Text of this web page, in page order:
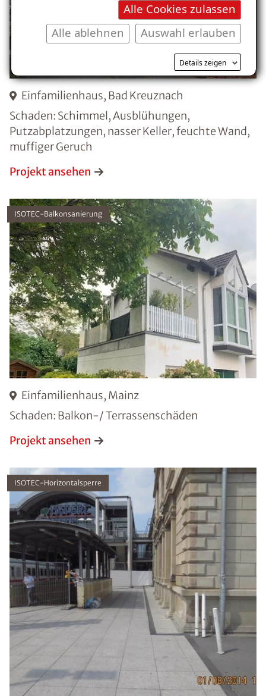
Alle Cookies zulassen
Auswahl erlauben
Alle ablehnen
Details zeigen
Einfamilienhaus, Bad Kreuznach
Schaden: Schimmel, Ausblühungen,
Putzabplatzungen, nasser Keller, feuchte Wand,
muffiger Geruch
Projekt ansehen
Einfamilienhaus, Mainz
Schaden: Balkon-/ Terrassenschäden
ISOTEC-Balkonsanierung
Projekt ansehen
ISOTEC-Horizontalsperre